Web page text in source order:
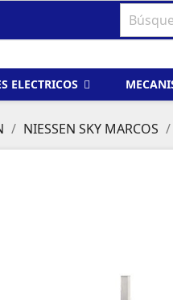
ELECTRICOS
NIESSEN SKY MARCOS